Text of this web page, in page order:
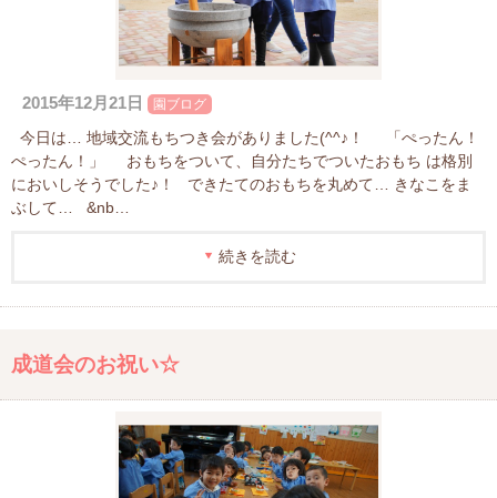
2015年12月21日 園ブログ
今日は… 地域交流もちつき会がありました(^^♪！ 「ぺったん！
ぺったん！」 おもちをついて、自分たちでついたおもち は格別
においしそうでした♪！ できたてのおもちを丸めて… きなこをま
ぶして… &nb…
続きを読む
成道会のお祝い☆